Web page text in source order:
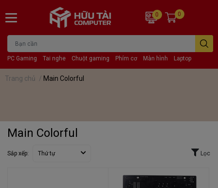
PC Gaming Tai nghe Chuột gaming Phím cơ Màn hình Laptop
0 0
Trang chủ / Main Colorful
Main Colorful
Sắp xếp: Thứ tự Lọc